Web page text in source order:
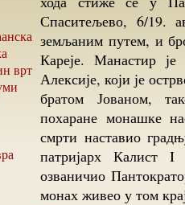
врт
Спаситељево, 6/19.
земљаним путем, и
Кареје. Манастир је
Алексије, који је
братом Јованом,
похаране монашке
смрти наставио
патријарх Калист
озваничио
монах живео у том